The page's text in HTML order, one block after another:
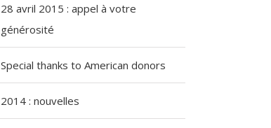
28 avril 2015 : appel à votre
générosité
Special thanks to American donors
2014 : nouvelles